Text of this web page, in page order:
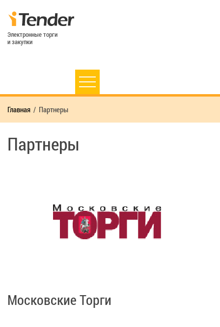
Электронные торги
и закупки
Главная Партнеры
Партнеры
Московские Торги